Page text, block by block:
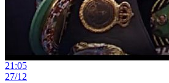
21:05
27/12